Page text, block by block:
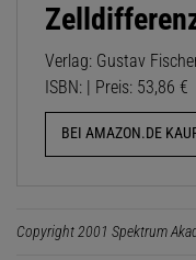
Verlag: Gustav
ISBN: | Preis: 53,86 €
BEI AMAZON.DE
Copyright 2001 Spektrum